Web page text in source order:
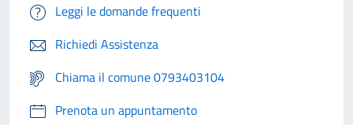
Leggi le domande frequenti
Richiedi Assistenza
Chiama il comune 0793403104
Prenota un appuntamento